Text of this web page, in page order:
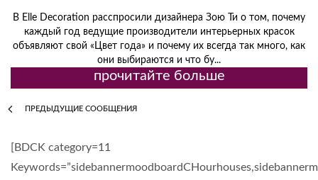
В Elle Decoration расспросили дизайнера Зою Ти о том, почему
каждый год ведущие производители интерьерных красок
объявляют свой «Цвет года» и почему их всегда так много, как
они выбираются и что бу...
прочитайте больше
ПРЕДЫДУЩИЕ СООБЩЕНИЯ
[BDCK category=11